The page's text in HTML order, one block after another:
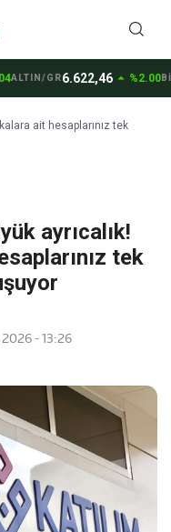
ALTIN/GR6.622,46arrow_drop_up%2.00
ait hesaplarınız tek
ayrıcalık!
tek
- 13:26